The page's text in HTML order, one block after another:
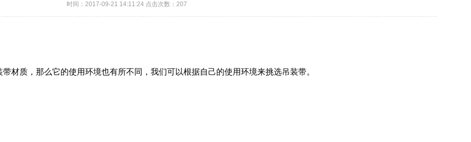
时间：2017-09-21 14:11:24 点击次数：207
材质，那么它的使用环境也有所不同，我们可以根据自己的使用环境来挑选吊装带。